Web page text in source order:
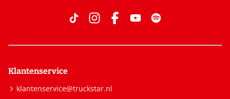
Klantenservice
klantenservice@truckstar.nl